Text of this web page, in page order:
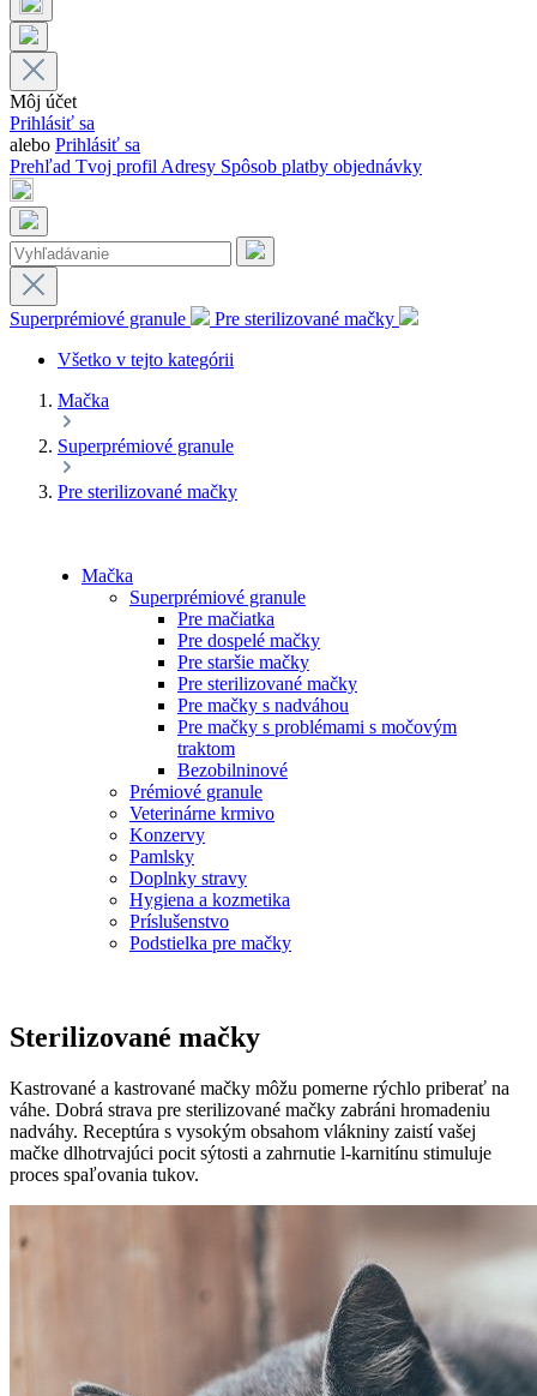
Môj účet
Prihlásiť sa
alebo Prihlásiť sa
Prehľad Tvoj profilAdresy Spôsob platby objednávky
Superprémiové granule
Pre sterilizované mačky
Všetko v tejto kategórii
Mačka
Superprémiové granule
Pre sterilizované mačky
Mačka
Superprémiové granule
Pre mačiatka
Pre dospelé mačky
Pre staršie mačky
Pre sterilizované mačky
Pre mačky s nadváhou
Pre mačky s problémami s močovým
traktom
Bezobilninové
Prémiové granule
Veterinárne krmivo
Konzervy
Pamlsky
Doplnky stravy
Hygiena a kozmetika
Príslušenstvo
Podstielka pre mačky
Sterilizované mačky
Kastrované a kastrované mačky môžu pomerne rýchlo priberať na
váhe. Dobrá strava pre sterilizované mačky zabráni hromadeniu
nadváhy. Receptúra s vysokým obsahom vlákniny zaistí vašej
mačke dlhotrvajúci pocit sýtosti a zahrnutie l-karnitínu stimuluje
proces spaľovania tukov.